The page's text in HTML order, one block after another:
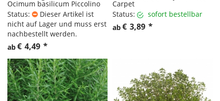
Ocimum basilicum Piccolino
Status:
Dieser Artikel ist
nicht auf Lager und muss erst
nachbestellt werden.
ab€ 4,49 *
Carpet
Status:
sofort bestellbar
ab€ 3,89 *